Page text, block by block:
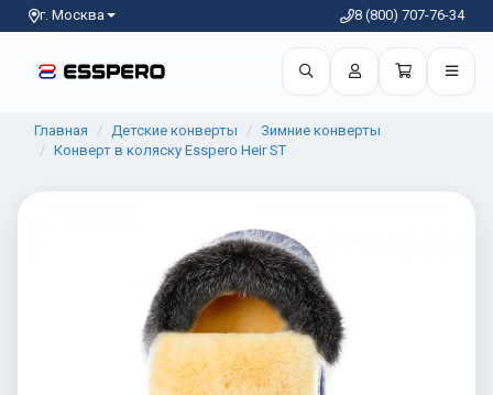
г. Москва 8 (800) 707-76-34
Главная Детские конверты
Зимние конверты
Конверт в коляску Esspero Heir ST